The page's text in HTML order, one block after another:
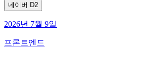
네이버 D2
2026년 7월 9일
프론트엔드